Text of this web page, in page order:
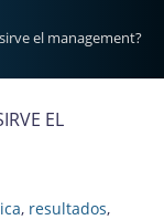
el management?
EL
, resultados,